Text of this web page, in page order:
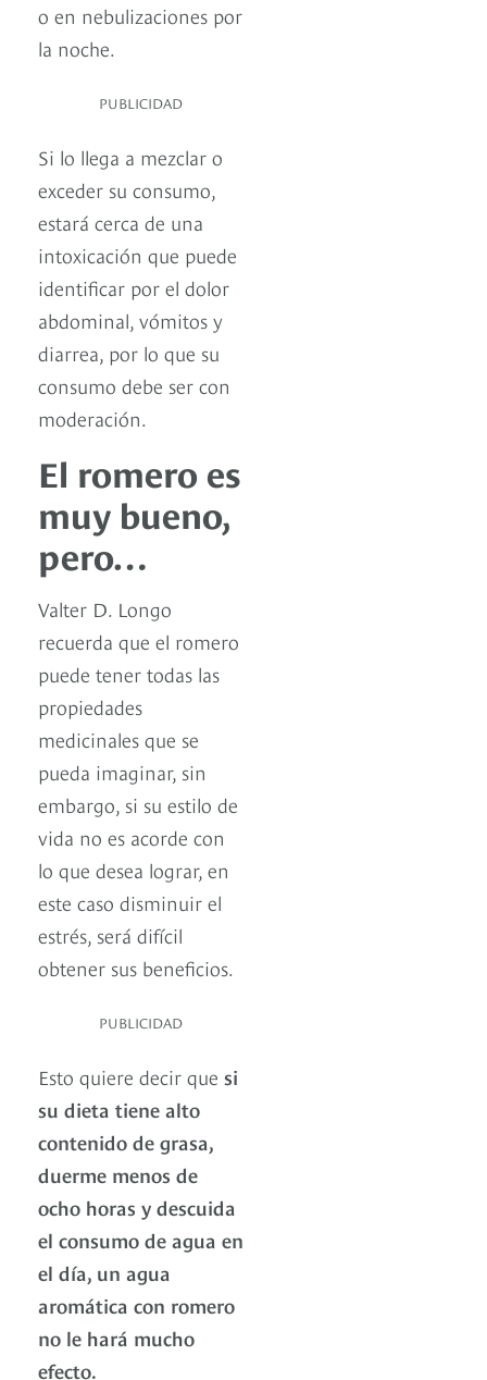
o en nebulizaciones por
la noche.
PUBLICIDAD
Si lo llega a mezclar o
exceder su consumo,
estará cerca de una
intoxicación que puede
identificar por el dolor
abdominal, vómitos y
diarrea, por lo que su
consumo debe ser con
moderación.
El romero es
muy bueno,
pero…
Valter D. Longo
recuerda que el romero
puede tener todas las
propiedades
medicinales que se
pueda imaginar, sin
embargo, si su estilo de
vida no es acorde con
lo que desea lograr, en
este caso disminuir el
estrés, será difícil
obtener sus beneficios.
PUBLICIDAD
Esto quiere decir que si
su dieta tiene alto
contenido de grasa,
duerme menos de
ocho horas y descuida
el consumo de agua en
el día, un agua
aromática con romero
no le hará mucho
efecto.